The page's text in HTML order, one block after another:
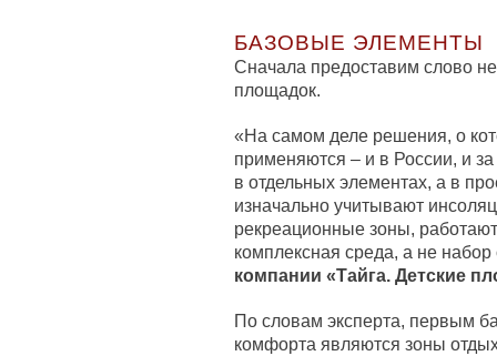
БАЗОВЫЕ ЭЛЕМЕНТЫ
Сначала предоставим слово
площадок.
«На самом деле решения, о
применяются – и в России, и
в отдельных элементах, а в
изначально учитывают
рекреационные зоны,
комплексная среда, а не
компании «Тайга. Детские
По словам эксперта, первым
комфорта являются зоны